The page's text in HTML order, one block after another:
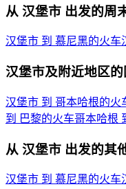
从 汉堡市 出发的周
汉堡市 到 慕尼黑的火车
汉堡市及附近地区
汉堡市 到 哥本哈根的火
到 巴黎的火车哥本哈根
从 汉堡市 出发的其
汉堡市 到 慕尼黑的火车